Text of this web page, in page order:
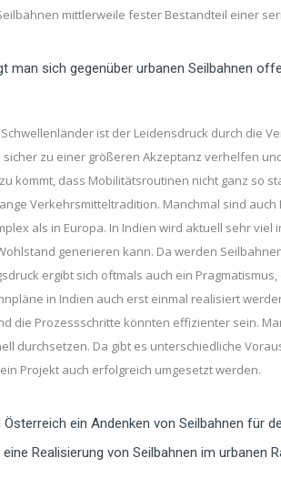
mittlerweile fester Bestandteil einer
man sich gegenüber urbanen Seilbahnen
ist der Leidensdruck durch die
zu einer größeren Akzeptanz verhelfen
kommt, dass Mobilitätsroutinen nicht ganz so
Verkehrsmitteltradition. Manchmal sind
als in Europa. In Indien wird aktuell sehr viel
generieren kann. Da werden
ergibt sich oftmals auch ein
in Indien auch erst einmal realisiert
die Prozessschritte könnten effizienter sein.
durchsetzen. Da gibt es unterschiedliche
Projekt auch erfolgreich umgesetzt werden.
ein Andenken von Seilbahnen für
Realisierung von Seilbahnen im urbanen